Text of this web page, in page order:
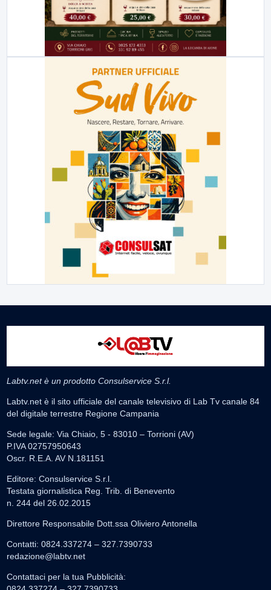
Labtv.net è un prodotto Consulservice S.r.l.
Labtv.net è il sito ufficiale del canale televisivo di Lab Tv canale 84
del digitale terrestre Regione Campania
Sede legale: Via Chiaio, 5 - 83010 – Torrioni (AV)
P.IVA 02757950643
Oscr. R.E.A. AV N.181151
Editore: Consulservice S.r.l.
Testata giornalistica Reg. Trib. di Benevento
n. 244 del 26.02.2015
Direttore Responsabile Dott.ssa Oliviero Antonella
Contatti: 0824.337274 – 327.7390733
redazione@labtv.net
Contattaci per la tua Pubblicità: